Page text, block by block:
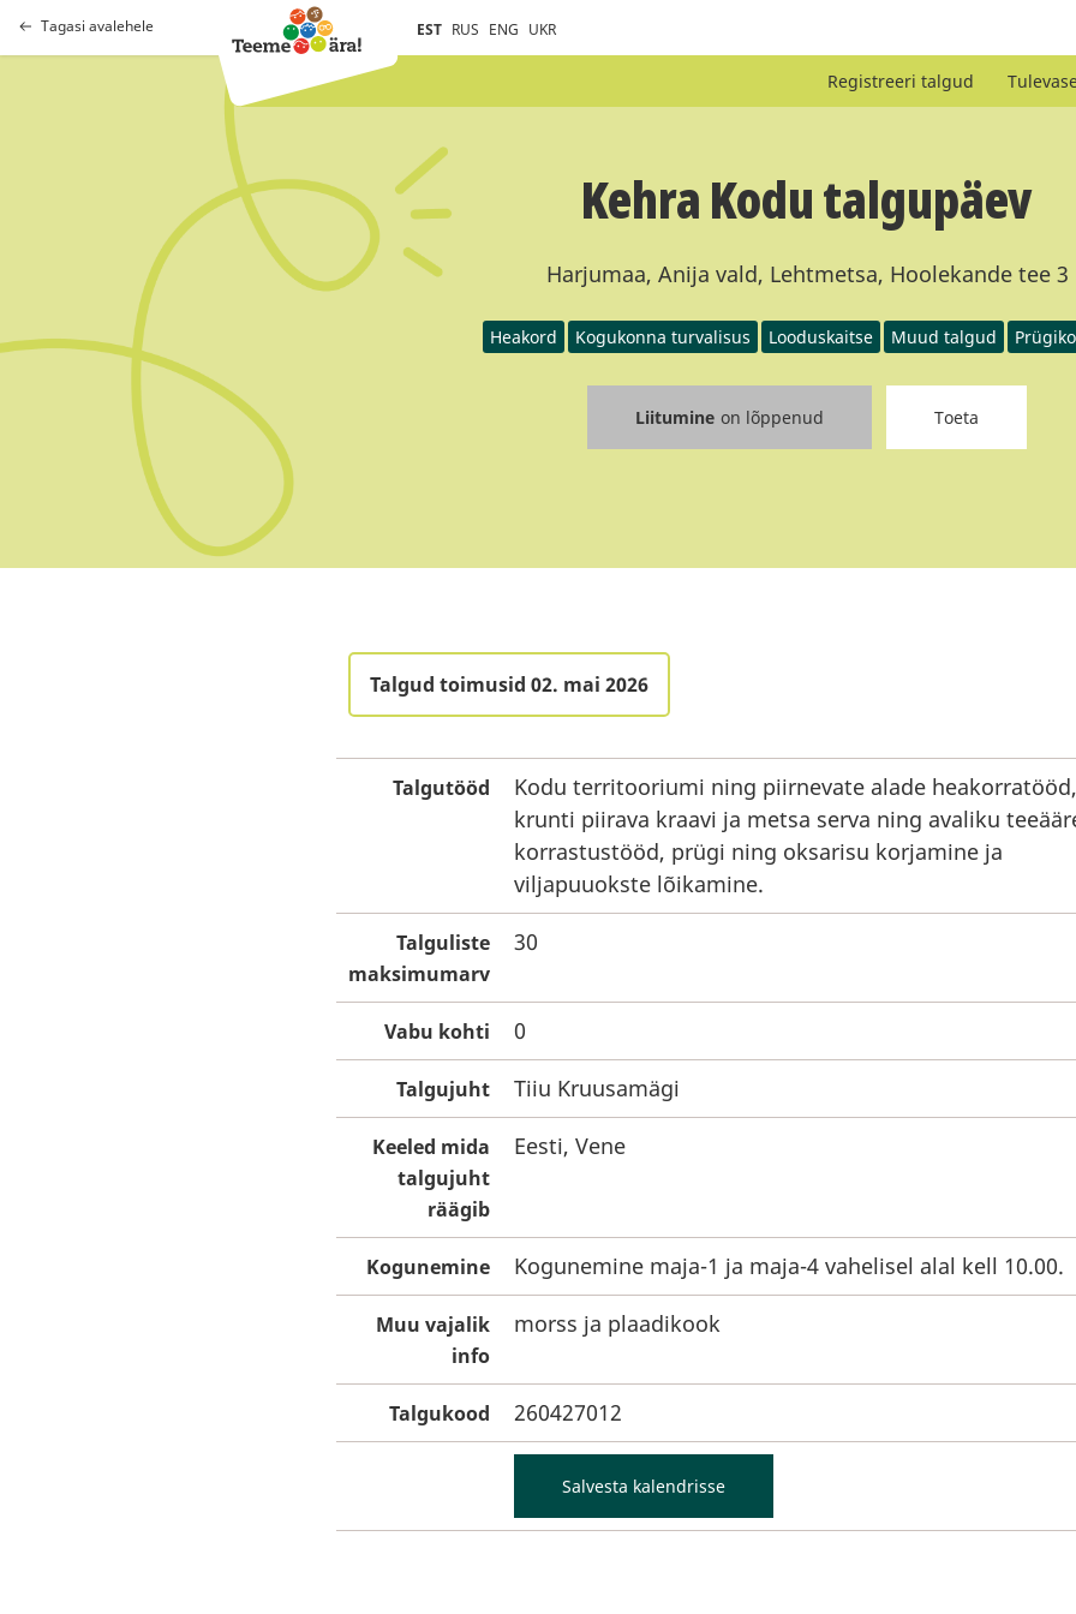
Tagasi avalehele EST RUS ENG UKR
Registreeri talgud
Kehra Kodu talgupäev
Harjumaa, Anija vald, Lehtmetsa, Hoolekande tee 3
Heakord Kogukonna turvalisus Looduskaitse Muud talgud
Liitumine on lõppenud Toeta
Talgud toimusid 02. mai 2026
Talgutööd
Kodu territooriumi ning piirnevate alade heakorratööd,
krunti piirava kraavi ja metsa serva ning avaliku
korrastustööd, prügi ning oksarisu korjamine ja
viljapuuokste lõikamine.
Talguliste
maksimumarv
30
Vabu kohti 0
Talgujuht Tiiu Kruusamägi
Keeled mida
talgujuht
räägib
Eesti, Vene
Kogunemine Kogunemine maja-1 ja maja-4 vahelisel alal kell 10.00.
Muu vajalik
info
morss ja plaadikook
Talgukood 260427012
Salvesta kalendrisse